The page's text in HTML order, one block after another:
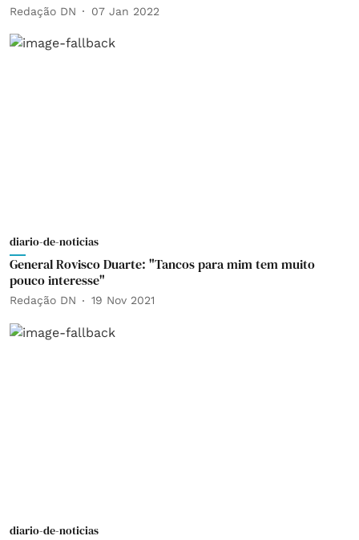
Redação DN 07 Jan 2022
diario-de-noticias
General Rovisco Duarte: "Tancos para mim tem muito
pouco interesse"
Redação DN 19 Nov 2021
diario-de-noticias